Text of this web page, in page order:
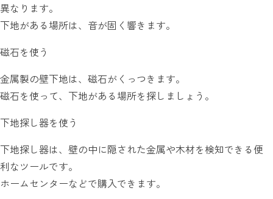
異なります。
下地がある場所は、音が固く響きます。
磁石を使う
金属製の壁下地は、磁石がくっつきます。
磁石を使って、下地がある場所を探しましょう。
下地探し器を使う
下地探し器は、壁の中に隠された金属や木材を検知できる便
利なツールです。
ホームセンターなどで購入できます。